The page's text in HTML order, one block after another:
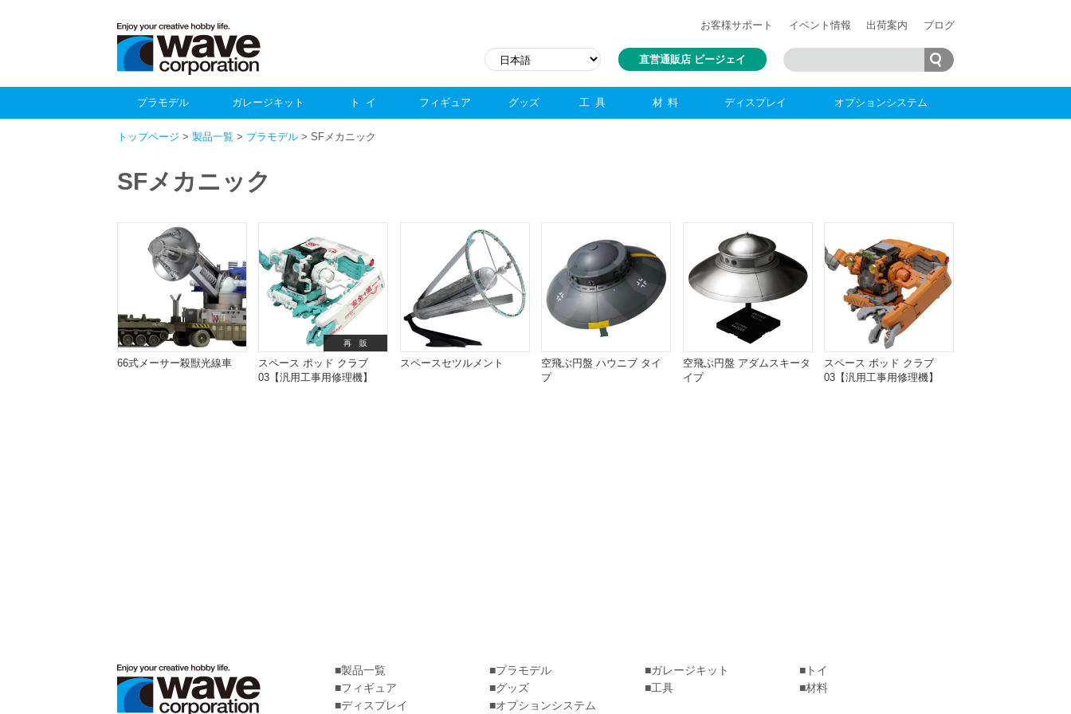
お客様サポート イベント情報 出荷案内 ブログ
直営通販店 ビージェイ
プラモデル ガレージキット トイ フィギュア グッズ 工具 材料 ディスプレイ オプションシステム
トップページ > 製品一覧 > プラモデル > SFメカニック
SFメカニック
66式メーサー殺獣光線車
再 販
スペース ポッド クラブ
03【汎用工事用修理機】
スペースセツルメント
空飛ぶ円盤 ハウニブ タイ
プ
空飛ぶ円盤 アダムスキータ
イプ
スペース ポッド クラブ
03【汎用工事用修理機】
製品一覧 プラモデル ガレージキット
トイ
フィギュア
グッズ 工具
材料
ディスプレイ
オプションシステム